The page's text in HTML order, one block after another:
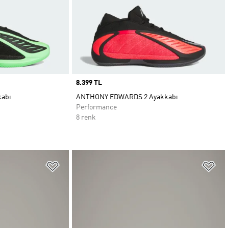
Price
8.399 TL
ANTHONY EDWARDS 2 Ayakkabı
Performance
8 renk